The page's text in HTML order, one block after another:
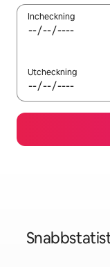
Incheckning
Utcheckning